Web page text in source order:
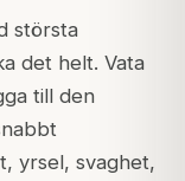
största
det helt. Vata
till den
yrsel, svaghet,